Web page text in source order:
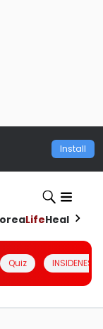
Install
LifeHealth
Quiz INSIDENESIA